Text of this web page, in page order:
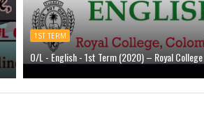
1ST TERM
O/L - English - 1st Term (2020) – Royal College